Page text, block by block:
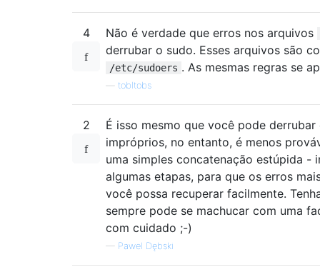
4
Não é verdade que erros nos arquivos
derrubar o sudo. Esses arquivos são
/etc/sudoers . As mesmas regras se
tobltobs
2
É isso mesmo que você pode
impróprios, no entanto, é menos
uma simples concatenação estúpida -
algumas etapas, para que os erros
você possa recuperar facilmente.
sempre pode se machucar com uma
com cuidado ;-)
— Pawel Dębski